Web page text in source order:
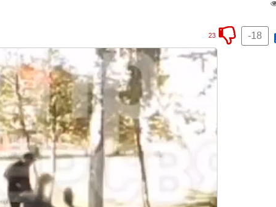
-18
23